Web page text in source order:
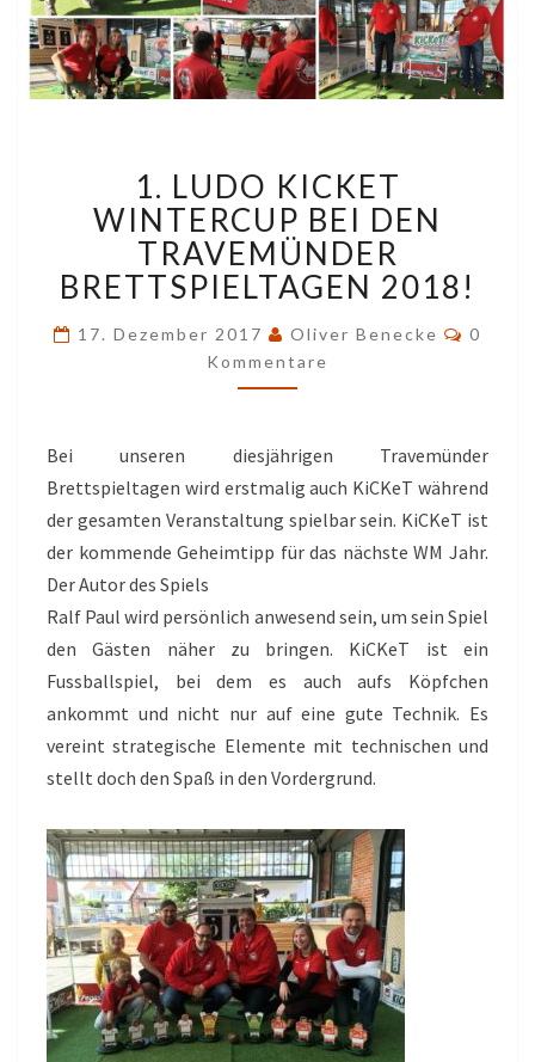
LUDO
KICKET
WINTERCUP
BEI
DEN
BRETTSPIELTAGEN
2018!
1. LUDO KICKET
WINTERCUP BEI DEN
TRAVEMÜNDER
BRETTSPIELTAGEN 2018!
17. Dezember 2017 Oliver Benecke
0
Kommentare
Bei unseren diesjährigen Travemünder
Brettspieltagen wird erstmalig auch KiCKeT während
der gesamten Veranstaltung spielbar sein. KiCKeT ist
der kommende Geheimtipp für das nächste WM Jahr.
Der Autor des Spiels
Ralf Paul wird persönlich anwesend sein, um sein Spiel
den Gästen näher zu bringen. KiCKeT ist ein
Fussballspiel, bei dem es auch aufs Köpfchen
ankommt und nicht nur auf eine gute Technik. Es
vereint strategische Elemente mit technischen und
stellt doch den Spaß in den Vordergrund.